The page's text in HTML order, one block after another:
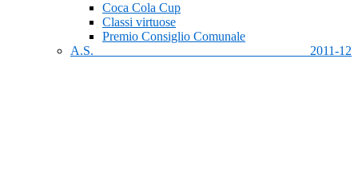
Coca Cola Cup
Classi virtuose
Premio Consiglio Comunale
A.S. 2011-12